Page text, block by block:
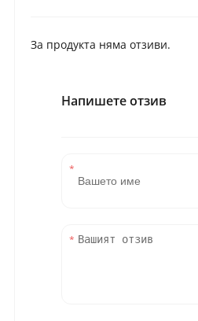
За продукта няма отзиви.
Напишете отзив